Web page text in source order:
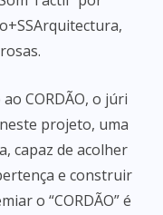
CORDÃO, o júri
projeto, uma
capaz de acolher
e construir
o “CORDÃO” é